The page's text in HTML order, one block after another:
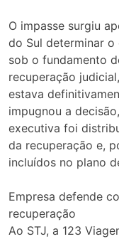
O impasse surgiu
do Sul determinar o
sob o fundamento
recuperação
estava
impugnou a
executiva foi
da recuperação e,
incluídos no plano
Empresa defende
recuperação
Ao STJ, a 123